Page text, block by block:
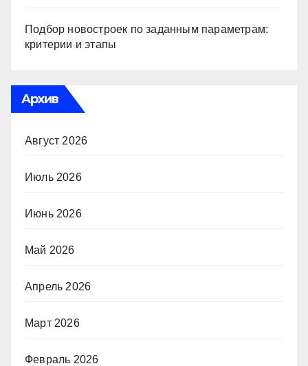
Подбор новостроек по заданным параметрам:
критерии и этапы
Архив
Август 2026
Июль 2026
Июнь 2026
Май 2026
Апрель 2026
Март 2026
Февраль 2026